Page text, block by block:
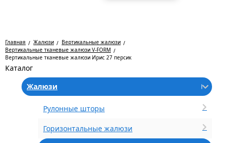
Главная Жалюзи
Вертикальные жалюзи
Вертикальные тканевые жалюзи V-FORM
Вертикальные тканевые жалюзи Ирис 27 персик
Каталог
Жалюзи
Рулонные шторы
Горизонтальные жалюзи